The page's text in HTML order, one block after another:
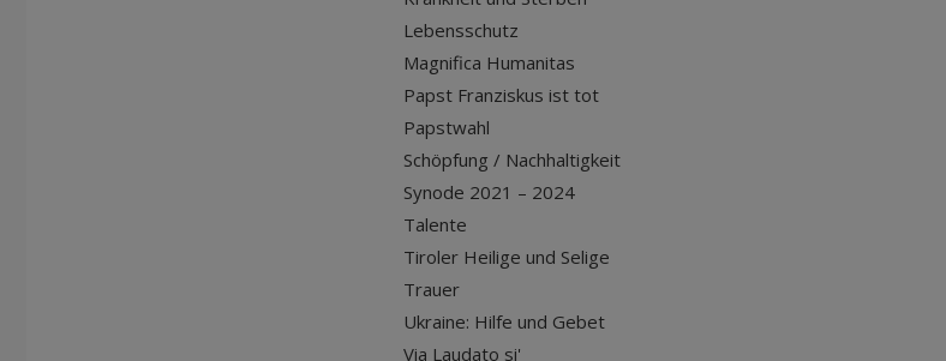
Lebensschutz
Magnifica Humanitas
Papst Franziskus ist tot
Papstwahl
Schöpfung / Nachhaltigkeit
Synode 2021 – 2024
Talente
Tiroler Heilige und Selige
Trauer
Ukraine: Hilfe und Gebet
Via Laudato si'